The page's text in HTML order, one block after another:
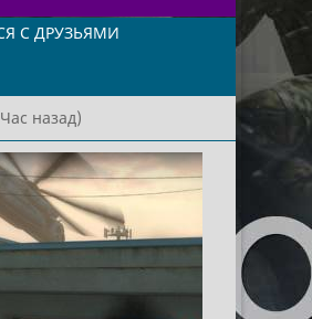
С ДРУЗЬЯМИ
назад)